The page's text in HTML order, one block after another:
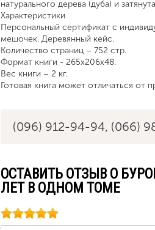
натурального дерева (дуба) и
Характеристики
Персональный сертификат с
мешочек. Деревянный кейс.
Количество страниц – 752 стр.
Формат книги - 265х206х48.
Вес книги – 2 кг.
Готовая книга может отличаться от
(096) 912-94-94, (066)
ОСТАВИТЬ ОТЗЫВ О
ЛЕТ В ОДНОМ ТОМЕ